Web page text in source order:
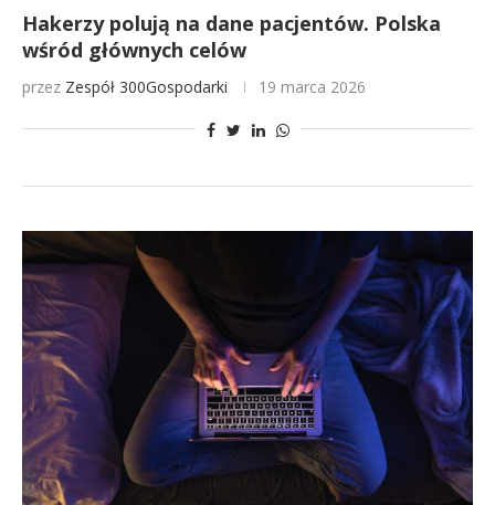
Hakerzy polują na dane pacjentów. Polska
wśród głównych celów
przez Zespół 300Gospodarki 19 marca 2026